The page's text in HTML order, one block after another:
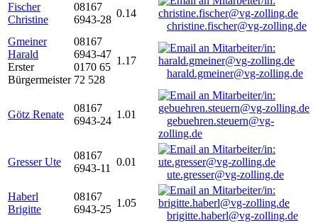
Fischer
Christine
08167
6943-28
0.14
christine.fischer@vg-zolling.de
Gmeiner
Harald
Erster
Bürgermeister
08167
6943-47
0170 65
72 528
1.17
harald.gmeiner@vg-zolling.de
Götz Renate
08167
6943-24
1.01
gebuehren.steuern@vg-
zolling.de
Gresser Ute
08167
6943-11
0.01
ute.gresser@vg-zolling.de
Haberl
Brigitte
08167
6943-25
1.05
brigitte.haberl@vg-zolling.de